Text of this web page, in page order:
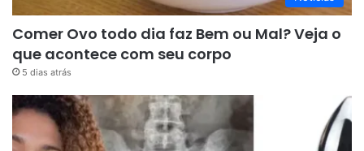
Comer Ovo todo dia faz Bem ou Mal? Veja o
que acontece com seu corpo
5 dias atrás